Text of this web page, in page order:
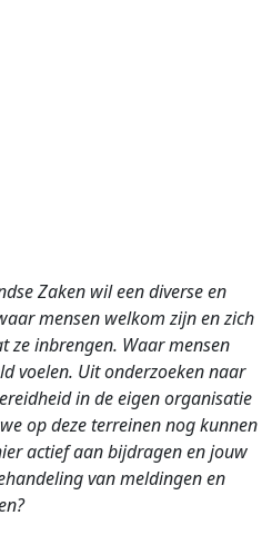
Zaken wil een diverse en
mensen welkom zijn en zich
ze inbrengen. Waar mensen
voelen. Uit onderzoeken naar
in de eigen organisatie
op deze terreinen nog kunnen
actief aan bijdragen en jouw
van meldingen en